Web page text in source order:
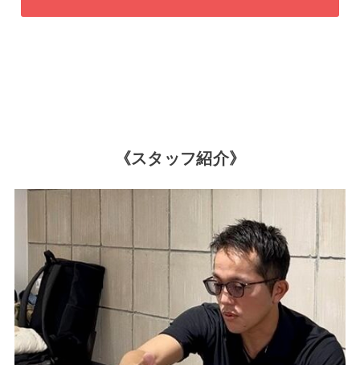
《スタッフ紹介》